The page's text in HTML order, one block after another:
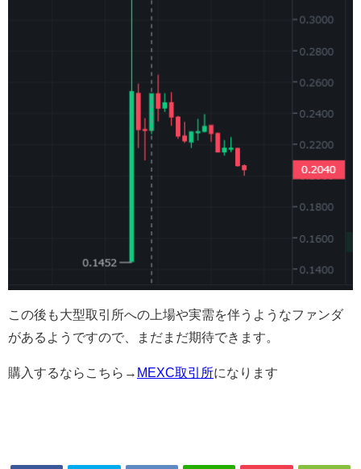
この後も大型取引所への上場や実需を伴うようなファンダ
があるようですので、まだまだ期待できます。
購入するならこちら→ MEXC取引所になります